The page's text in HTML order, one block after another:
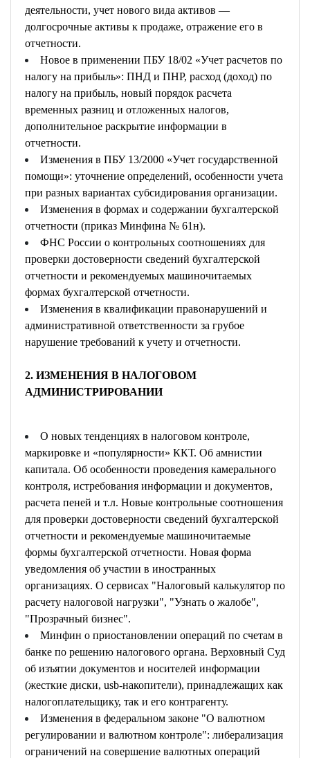
деятельности, учет нового вида активов —
долгосрочные активы к продаже, отражение его в
отчетности.
Новое в применении ПБУ 18/02 «Учет расчетов по
налогу на прибыль»: ПНД и ПНР, расход (доход) по
налогу на прибыль, новый порядок расчета
временных разниц и отложенных налогов,
дополнительное раскрытие информации в
отчетности.
Изменения в ПБУ 13/2000 «Учет государственной
помощи»: уточнение определений, особенности учета
при разных вариантах субсидирования организации.
Изменения в формах и содержании бухгалтерской
отчетности (приказ Минфина № 61н).
ФНС России о контрольных соотношениях для
проверки достоверности сведений бухгалтерской
отчетности и рекомендуемых машиночитаемых
формах бухгалтерской отчетности.
Изменения в квалификации правонарушений и
административной ответственности за грубое
нарушение требований к учету и отчетности.
2. ИЗМЕНЕНИЯ В НАЛОГОВОМ
АДМИНИСТРИРОВАНИИ
О новых тенденциях в налоговом контроле,
маркировке и «популярности» ККТ. Об амнистии
капитала. Об особенности проведения камерального
контроля, истребования информации и документов,
расчета пеней и т.л. Новые контрольные соотношения
для проверки достоверности сведений бухгалтерской
отчетности и рекомендуемые машиночитаемые
формы бухгалтерской отчетности. Новая форма
уведомления об участии в иностранных
организациях. О сервисах "Налоговый калькулятор по
расчету налоговой нагрузки", "Узнать о жалобе",
"Прозрачный бизнес".
Минфин о приостановлении операций по счетам в
банке по решению налогового органа. Верховный Суд
об изъятии документов и носителей информации
(жесткие диски, usb-накопители), принадлежащих как
налогоплательщику, так и его контрагенту.
Изменения в федеральном законе "О валютном
регулировании и валютном контроле": либерализация
ограничений на совершение валютных операций